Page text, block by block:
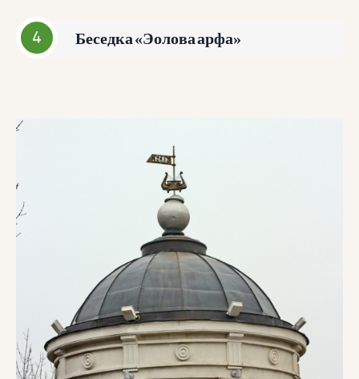
Беседка «Эолова арфа»